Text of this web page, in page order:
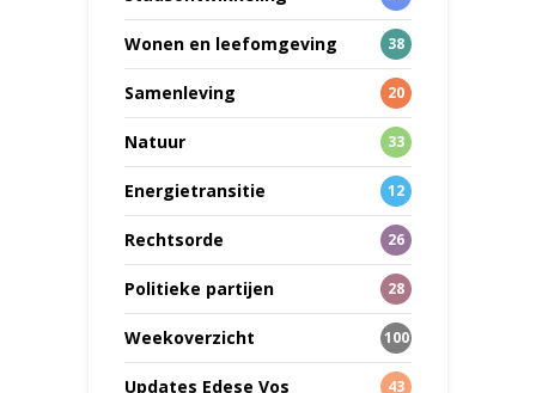
Wonen en leefomgeving 38
Samenleving 20
Natuur 33
Energietransitie 12
Rechtsorde 26
Politieke partijen 28
Weekoverzicht 100
Updates Edese Vos 43